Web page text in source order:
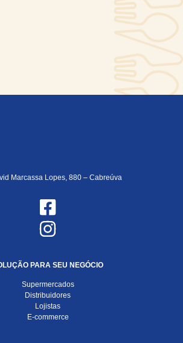
Marcassa Lopes, 880 – Cabreúva
PARA SEU NEGÓCIO
Supermercados
Distribuidores
Lojistas
E-commerce